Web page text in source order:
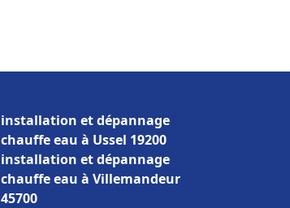
installation et dépannage
chauffe eau à Ussel 19200
installation et dépannage
chauffe eau à Villemandeur
45700